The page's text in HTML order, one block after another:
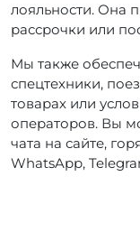
лояльности. Она
рассрочки или
Мы также
спецтехники,
товарах или
операторов. Вы
чата на сайте,
WhatsApp,